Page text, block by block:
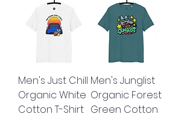
Men's Just Chill
Organic White
Cotton T-Shirt
Men's Junglist
Organic Forest
Green Cotton